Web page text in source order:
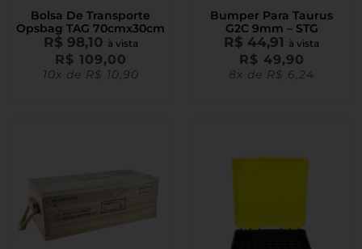
Bolsa De Transporte
Opsbag TAG 70cmx30cm
R$ 98,10 à vista
R$ 109,00
10x de R$ 10,90
Bumper Para Taurus
G2C 9mm – STG
R$ 44,91 à vista
R$ 49,90
8x de R$ 6,24